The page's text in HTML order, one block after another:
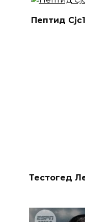
Пептид
Тестогед